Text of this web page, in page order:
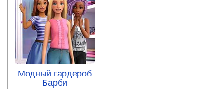
Модный гардероб
Барби